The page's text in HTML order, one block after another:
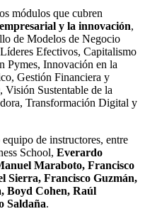
módulos que cubren
y la innovación,
de Modelos de Negocio
Efectivos, Capitalismo
Pymes, Innovación en la
Gestión Financiera y
Visión Sustentable de la
Transformación Digital y
de instructores, entre
School, Everardo
Maraboto, Francisco
Sierra, Francisco Guzmán,
Boyd Cohen, Raúl
Saldaña.